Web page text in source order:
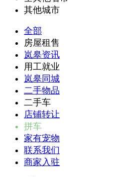
其他城市
全部
房屋租售
岚皋资讯
用工就业
岚皋同城
二手物品
二手车
店铺转让
拼车
家有宠物
联系我们
商家入驻